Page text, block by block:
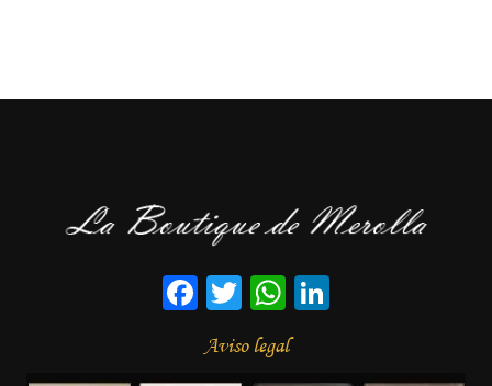
Facebook
TwitterWhatsApp
Aviso legal